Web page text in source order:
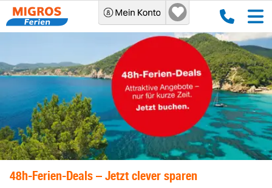
48h-Ferien-Deals – Jetzt clever sparen